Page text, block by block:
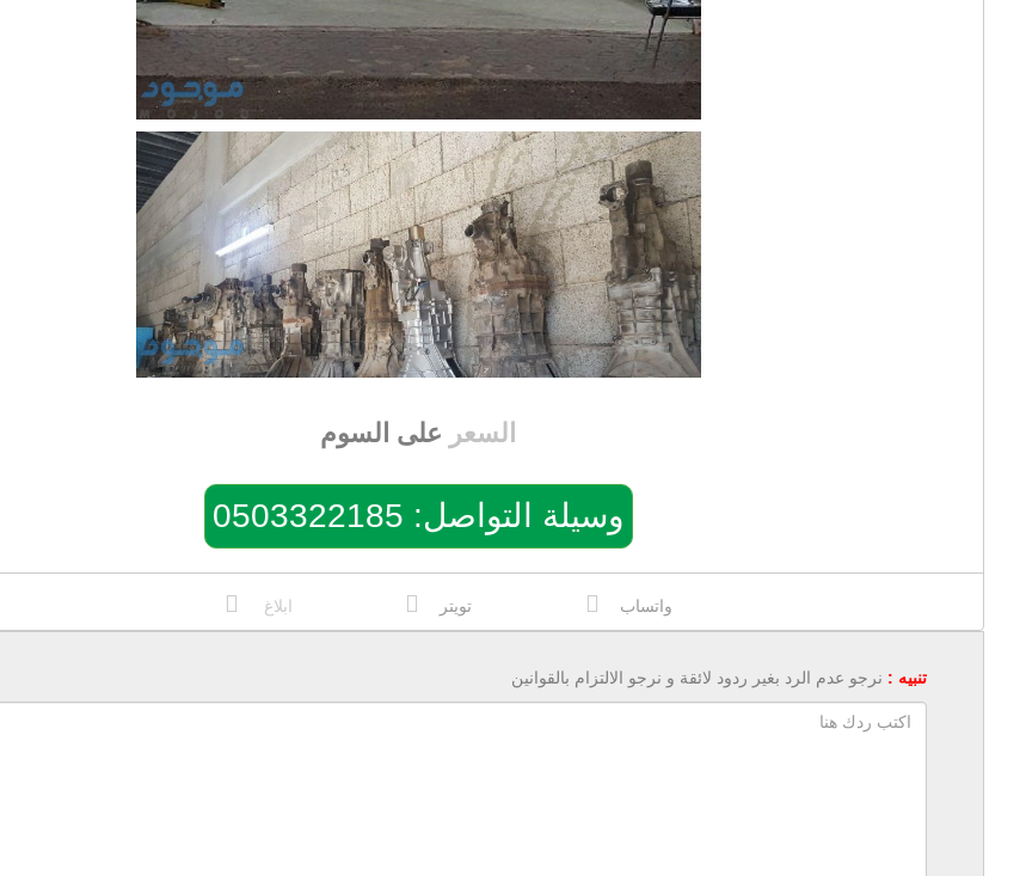
السعر على السوم
وسيلة التواصل: 0503322185
واتساب تويتر ابلاغ
تنبيه : نرجو عدم الرد بغير ردود لائقة و نرجو الالتزام بالقوانين